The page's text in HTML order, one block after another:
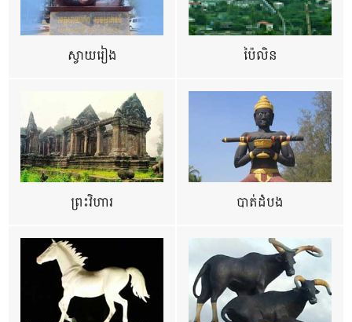
ស្វាយរៀង ប៉ៃលិន
ព្រះវិហារ បាត់ដំបង